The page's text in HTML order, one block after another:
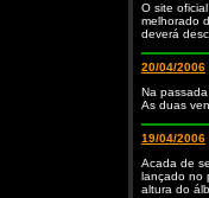
O site
melhorado
deverá
20/04/2006
Na
As duas
19/04/2006
Acada de
lançado no
altura do